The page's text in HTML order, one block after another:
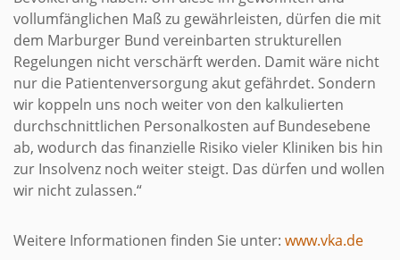
vollumfänglichen Maß zu gewährleisten, dürfen die mit
dem Marburger Bund vereinbarten strukturellen
Regelungen nicht verschärft werden. Damit wäre nicht
nur die Patientenversorgung akut gefährdet. Sondern
wir koppeln uns noch weiter von den kalkulierten
durchschnittlichen Personalkosten auf Bundesebene
ab, wodurch das finanzielle Risiko vieler Kliniken bis hin
zur Insolvenz noch weiter steigt. Das dürfen und wollen
wir nicht zulassen.“
Weitere Informationen finden Sie unter: www.vka.de